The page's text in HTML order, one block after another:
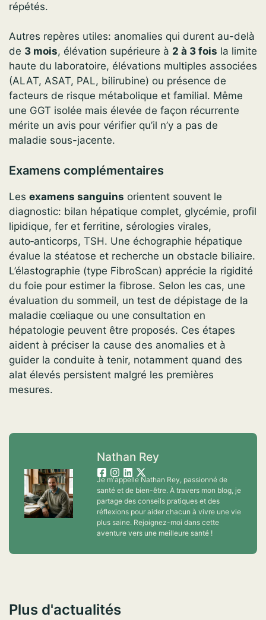
répétés.
Autres repères utiles: anomalies qui durent au-delà
de 3 mois, élévation supérieure à 2 à 3 fois la limite
haute du laboratoire, élévations multiples associées
(ALAT, ASAT, PAL, bilirubine) ou présence de
facteurs de risque métabolique et familial. Même
une GGT isolée mais élevée de façon récurrente
mérite un avis pour vérifier qu’il n’y a pas de
maladie sous-jacente.
Examens complémentaires
Les examens sanguins orientent souvent le
diagnostic: bilan hépatique complet, glycémie, profil
lipidique, fer et ferritine, sérologies virales,
auto‑anticorps, TSH. Une échographie hépatique
évalue la stéatose et recherche un obstacle biliaire.
L’élastographie (type FibroScan) apprécie la rigidité
du foie pour estimer la fibrose. Selon les cas, une
évaluation du sommeil, un test de dépistage de la
maladie cœliaque ou une consultation en
hépatologie peuvent être proposés. Ces étapes
aident à préciser la cause des anomalies et à
guider la conduite à tenir, notamment quand des
alat élevés persistent malgré les premières
mesures.
Nathan Rey
Je m'appelle Nathan Rey, passionné de
santé et de bien-être. À travers mon blog, je
partage des conseils pratiques et des
réflexions pour aider chacun à vivre une vie
plus saine. Rejoignez-moi dans cette
aventure vers une meilleure santé !
Plus d'actualités